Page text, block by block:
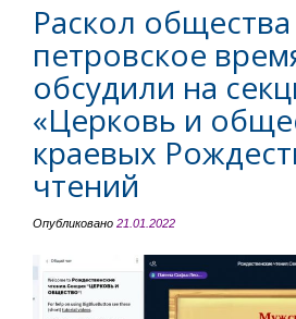
Раскол
петровское
обсудили на
«Церковь и
краевых
чтений
Опубликовано 21.01.2022